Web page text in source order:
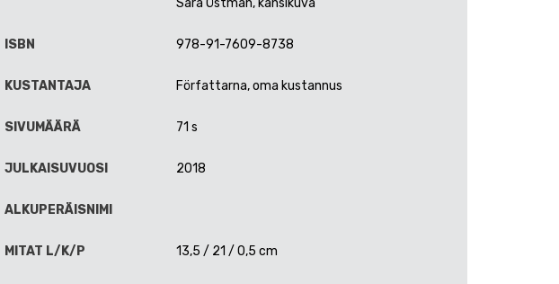
Sara Östman, kansikuva
ISBN 978-91-7609-8738
KUSTANTAJA Författarna, oma kustannus
SIVUMÄÄRÄ 71 s
JULKAISUVUOSI 2018
ALKUPERÄISNIMI
MITAT L/K/P 13,5 / 21 / 0,5 cm